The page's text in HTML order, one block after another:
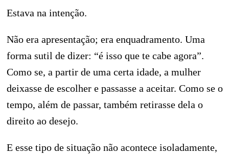
Estava na intenção.
Não era apresentação; era enquadramento. Uma
forma sutil de dizer: “é isso que te cabe agora”.
Como se, a partir de uma certa idade, a mulher
deixasse de escolher e passasse a aceitar. Como se o
tempo, além de passar, também retirasse dela o
direito ao desejo.
E esse tipo de situação não acontece isoladamente,